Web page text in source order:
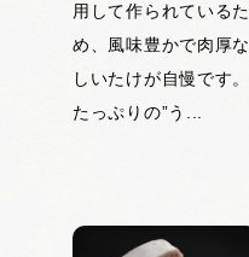
用して作られているた
め、風味豊かで肉厚な
しいたけが自慢です。
たっぷりの”う...